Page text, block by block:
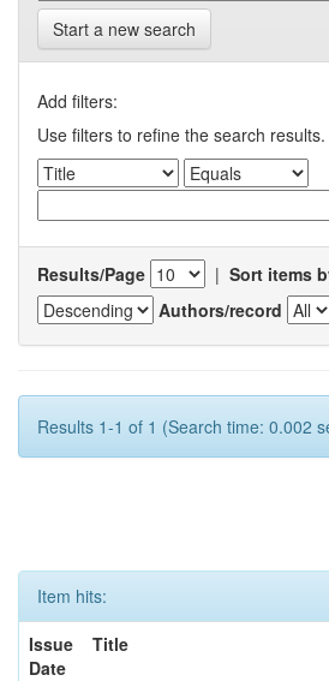
Start a new search
Add filters:
Use filters to refine the search results.
Results/Page | Sort items
Authors/record
Results 1-1 of 1 (Search time: 0.002
Item hits:
Issue
Date
Title